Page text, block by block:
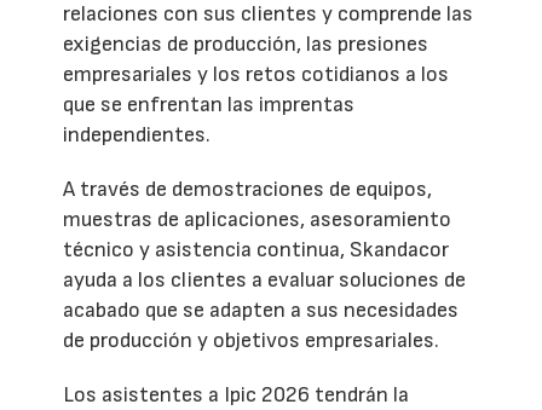
relaciones con sus clientes y comprende las
exigencias de producción, las presiones
empresariales y los retos cotidianos a los
que se enfrentan las imprentas
independientes.
A través de demostraciones de equipos,
muestras de aplicaciones, asesoramiento
técnico y asistencia continua, Skandacor
ayuda a los clientes a evaluar soluciones de
acabado que se adapten a sus necesidades
de producción y objetivos empresariales.
Los asistentes a Ipic 2026 tendrán la